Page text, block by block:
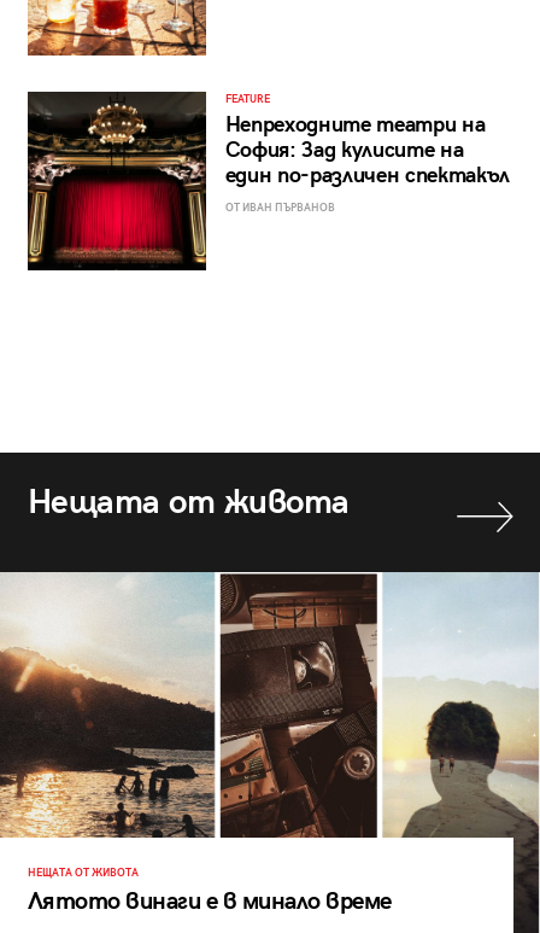
FEATURE
Непреходните театри на
София: Зад кулисите на
един по-различен спектакъл
ОТ ИВАН ПЪРВАНОВ
Нещата от живота
НЕЩАТА ОТ ЖИВОТА
Лятото винаги е в минало време